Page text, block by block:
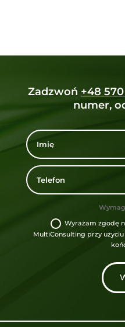
Zadzwoń +48
numer,
Wyrażam zgodę
MultiConsulting przy